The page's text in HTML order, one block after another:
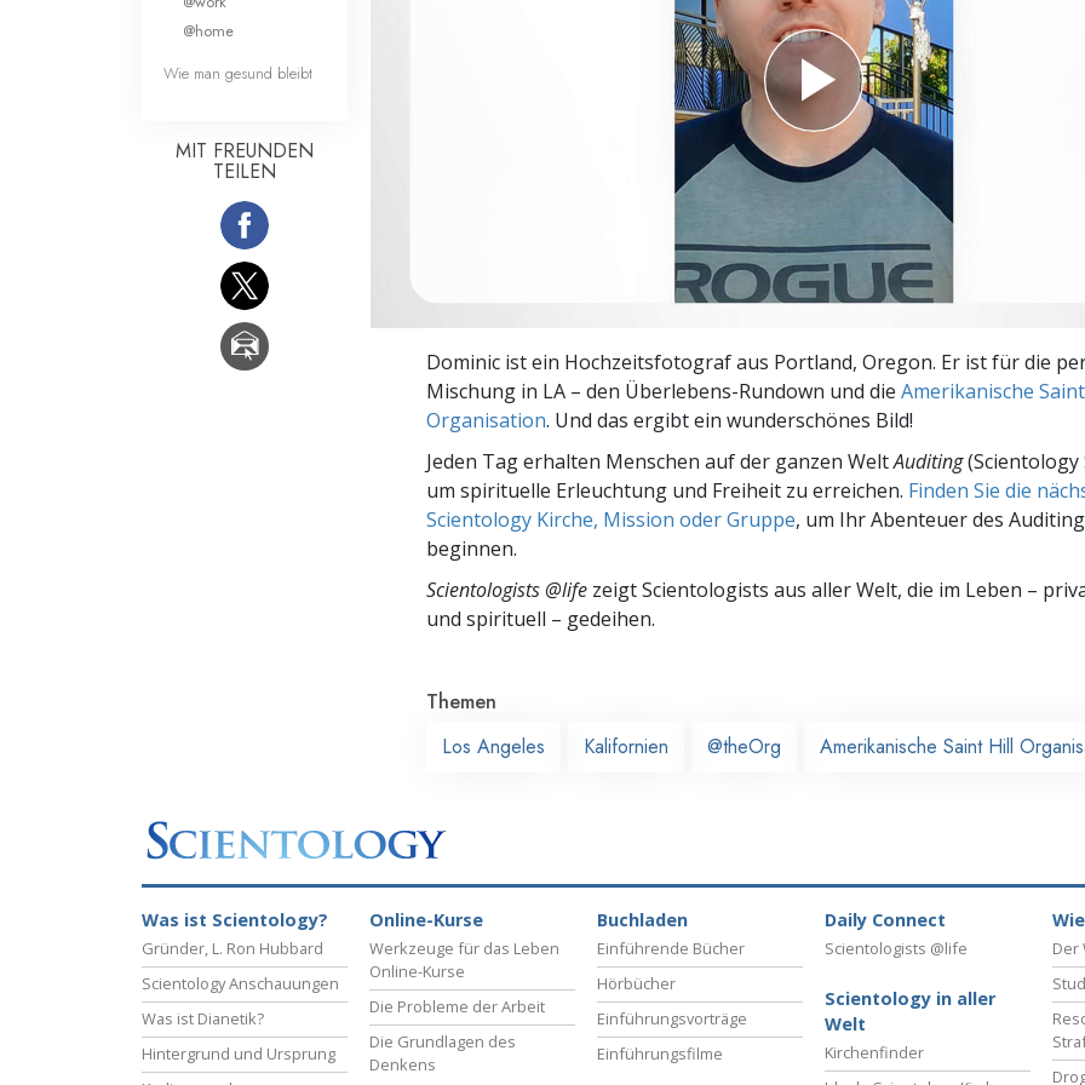
Dominic ist ein Hochzeitsfotograf aus Portland, Oregon. Er ist für die
Mischung in LA – den Überlebens-Rundown und die Amerikanische
Organisation. Und das ergibt ein wunderschönes Bild!
Jeden Tag erhalten Menschen auf der ganzen WeltAuditing(Scientology
um spirituelle Erleuchtung und Freiheit zu erreichen. Finden Sie die
Scientology Kirche, Mission oder Gruppe, um Ihr Abenteuer des
beginnen.
Scientologists @life zeigt Scientologists aus aller Welt, die im Leben –
und spirituell – gedeihen.
Themen
Los Angeles
Kalifornien @theOrg Amerikanische Saint Hill
@home
Wie man gesund bleibt
MIT FREUNDEN
TEILEN
Was ist Scientology?
Gründer, L. Ron Hubbard
Scientology Anschauungen
Was ist Dianetik?
Hintergrund und Ursprung
Online-Kurse
Werkzeuge für das Leben
Online-Kurse
Die Probleme der Arbeit
Die Grundlagen des
Denkens
Buchladen
Einführende Bücher
Hörbücher
Einführungsvorträge
Einführungsfilme
Daily Connect
Scientologists @life
Scientology in aller
Welt
Kirchenfinder
Der